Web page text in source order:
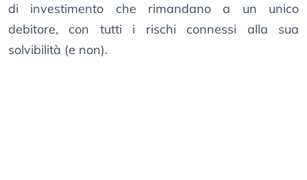
di investimento che rimandano a un unico
debitore, con tutti i rischi connessi alla sua
solvibilità (e non).